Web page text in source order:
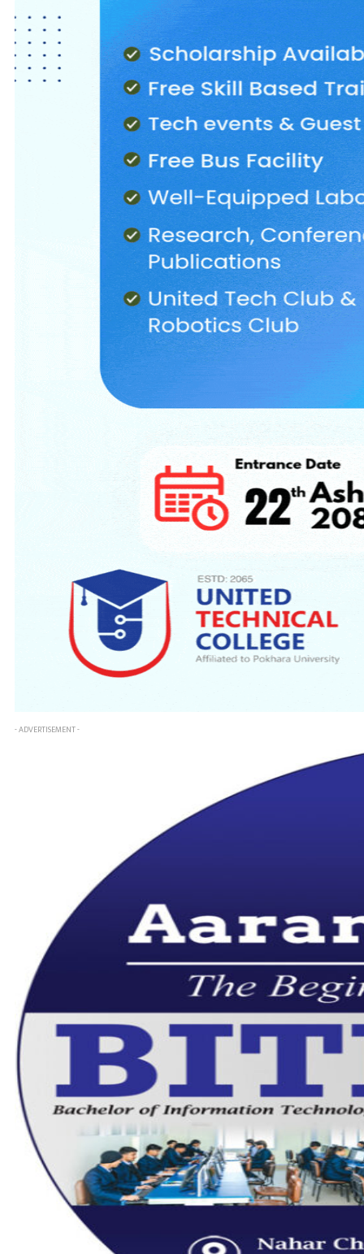
- ADVERTISEMENT -